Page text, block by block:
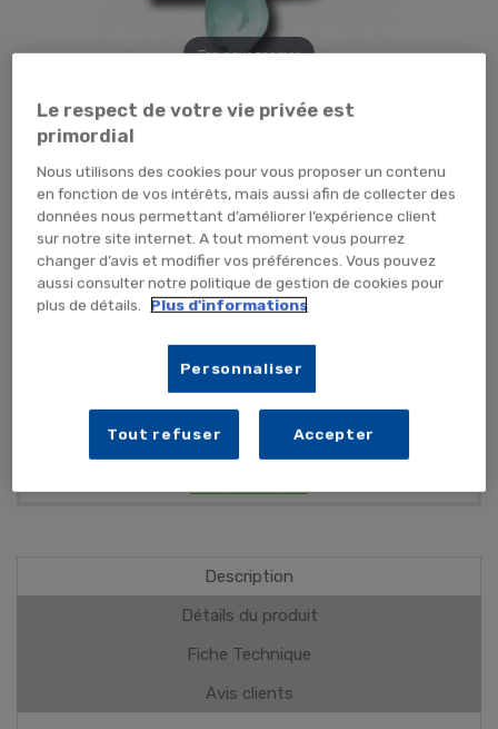
Tap pour zoomer
226,19 €TTC188,49 € HT
TEMPORAIREMENT EN RUPTURE
ME PRÉVENIR
Résistant
Indicateur de niveau de remplissage
Description
Détails du produit
Fiche Technique
Avis clients
Le respect de votre vie privée est
primordial
Nous utilisons des cookies pour vous proposer un contenu
en fonction de vos intérêts, mais aussi afin de collecter des
données nous permettant d’améliorer l’expérience client
sur notre site internet. A tout moment vous pourrez
changer d’avis et modifier vos préférences. Vous pouvez
aussi consulter notre politique de gestion de cookies pour
plus de détails.
Plus d'informations
Personnaliser
Tout refuser Accepter